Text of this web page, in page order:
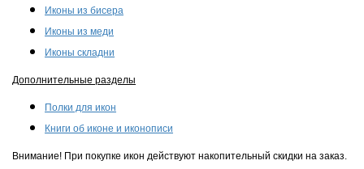
Иконы из бисера
Иконы из меди
Иконы складни
Дополнительные разделы
Полки для икон
Книги об иконе и иконописи
Внимание! При покупке икон действуют накопительный скидки на заказ.